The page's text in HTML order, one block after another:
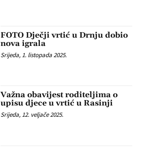
FOTO Dječji vrtić u Drnju dobio
nova igrala
Srijeda, 1. listopada 2025.
Važna obavijest roditeljima o
upisu djece u vrtić u Rasinji
Srijeda, 12. veljače 2025.